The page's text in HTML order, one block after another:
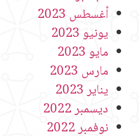
أغسطس 2023
يونيو 2023
مايو 2023
مارس 2023
يناير 2023
ديسمبر 2022
نوفمبر 2022